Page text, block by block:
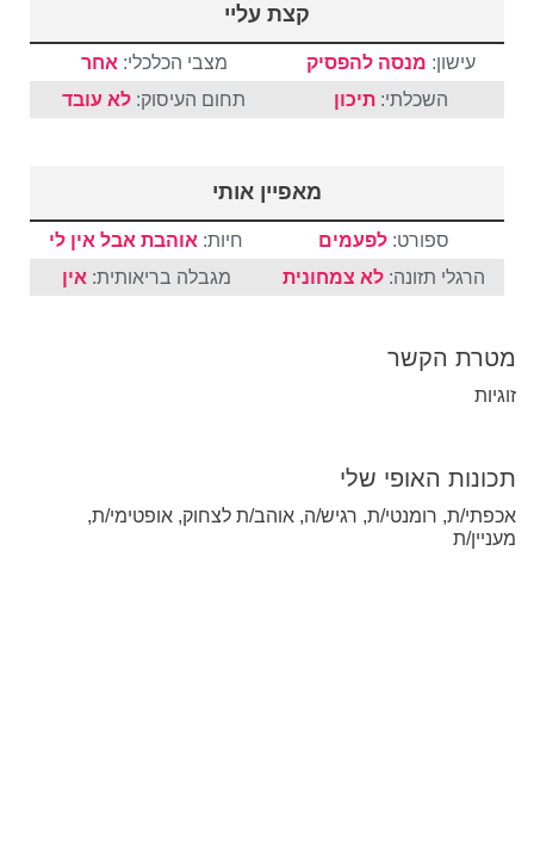
קצת עליי
עישון: מנסה להפסיק מצבי הכלכלי: אחר
השכלתי: תיכון תחום העיסוק: לא עובד
מאפיין אותי
ספורט:לפעמים חיות: אוהבת אבל אין לי
הרגלי תזונה:לא צמחונית מגבלה בריאותית: אין
מטרת הקשר
זוגיות
תכונות האופי שלי
אכפתי/ת, רומנטי/ת, רגיש/ה, אוהב/ת לצחוק, אופטימי/ת,
מעניין/ת